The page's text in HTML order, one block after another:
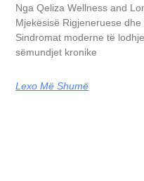
Nga Qeliza Wellness and
Mjekësisë Rigjeneruese
Sindromat moderne të
sëmundjet kronike
Lexo Më Shumë